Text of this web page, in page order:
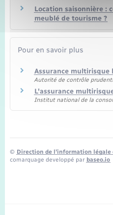
Location saisonnière :
meublé de tourisme ?
Pour en savoir plus
Assurance multirisque
Autorité de contrôle
L'assurance
Institut national de la
© Direction de l’information
comarquage developpé par baseo.io